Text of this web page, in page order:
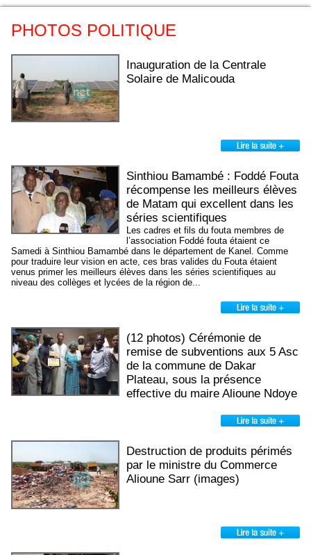
PHOTOS POLITIQUE
Inauguration de la Centrale
Solaire de Malicouda
Sinthiou Bamambé : Foddé Fouta
récompense les meilleurs élèves
de Matam qui excellent dans les
séries scientifiques
Les cadres et fils du fouta membres de
l’association Foddé fouta étaient ce
Samedi à Sinthiou Bamambé dans le département de Kanel. Comme
pour traduire leur vision en acte, ces bras valides du Fouta étaient
venus primer les meilleurs élèves dans les séries scientifiques au
niveau des collèges et lycées de la région de...
(12 photos) Cérémonie de
remise de subventions aux 5 Asc
de la commune de Dakar
Plateau, sous la présence
effective du maire Alioune Ndoye
Destruction de produits périmés
par le ministre du Commerce
Alioune Sarr (images)